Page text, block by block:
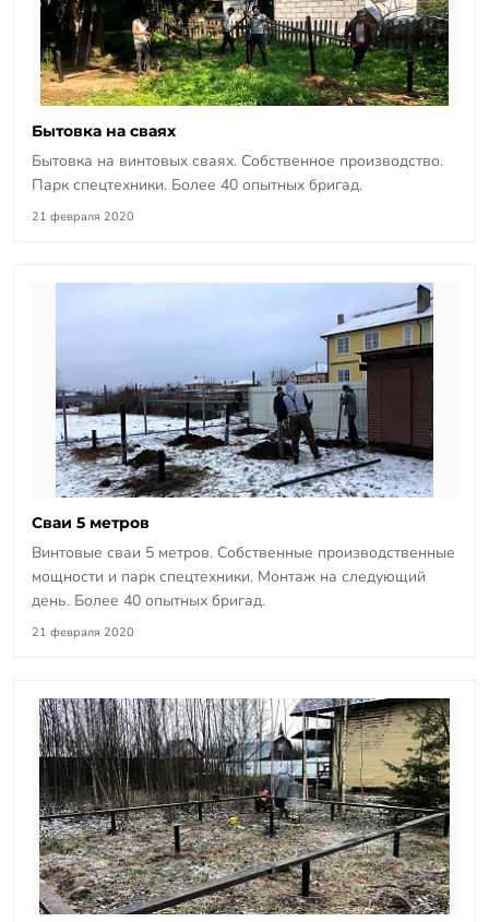
Бытовка на сваях
Бытовка на винтовых сваях. Собственное производство.
Парк спецтехники. Более 40 опытных бригад.
21 февраля 2020
Сваи 5 метров
Винтовые сваи 5 метров. Собственные производственные
мощности и парк спецтехники. Монтаж на следующий
день. Более 40 опытных бригад.
21 февраля 2020